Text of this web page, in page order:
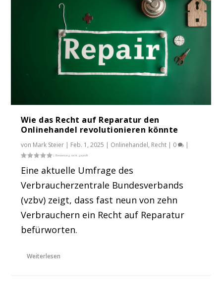
Wie das Recht auf Reparatur den
Onlinehandel revolutionieren könnte
von Mark Steier | Feb. 1, 2025 | Onlinehandel, Recht | 0 |
Eine aktuelle Umfrage des
Verbraucherzentrale Bundesverbands
(vzbv) zeigt, dass fast neun von zehn
Verbrauchern ein Recht auf Reparatur
befürworten.
Weiterlesen